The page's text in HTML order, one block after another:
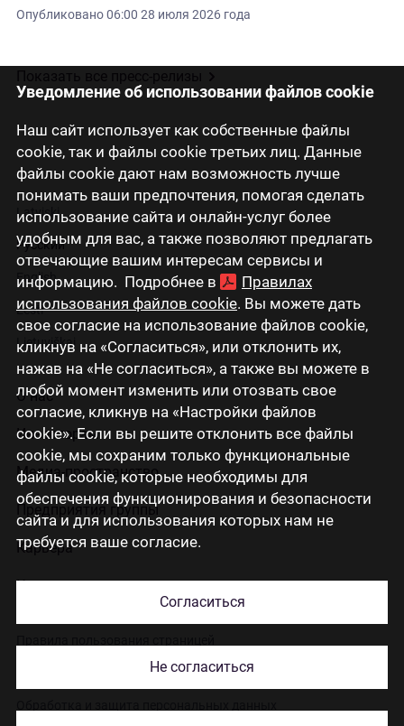
Уведомление об использовании файлов cookie
Наш сайт использует как собственные файлы
cookie, так и файлы cookie третьих лиц. Данные
файлы cookie дают нам возможность лучше
понимать ваши предпочтения, помогая сделать
использование сайта и онлайн-услуг более
удобным для вас, а также позволяют предлагать
отвечающие вашим интересам сервисы и
информацию. Подробнее в
Правилах
использования файлов cookie. Вы можете дать
свое согласие на использование файлов cookie,
кликнув на «Согласиться», или отклонить их,
нажав на «Не согласиться», а также вы можете в
любой момент изменить или отозвать свое
согласие, кликнув на «Настройки файлов
cookie». Если вы решите отклонить все файлы
cookie, мы сохраним только функциональные
файлы cookie, которые необходимы для
обеспечения функционирования и безопасности
сайта и для использования которых нам не
требуется ваше согласие.
Согласиться
Не согласиться
Опубликовано06:00 28 июля 2026 года
Latviski
Русский
English
Eesti
Lietuviškai
О нас
Инвесторам
Медиа-пространство
Предприятия группы
Карьера
Контакты
Использование cookies